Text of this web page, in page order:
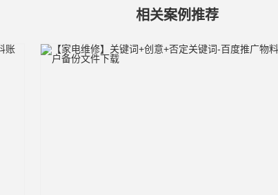
相关案例推荐